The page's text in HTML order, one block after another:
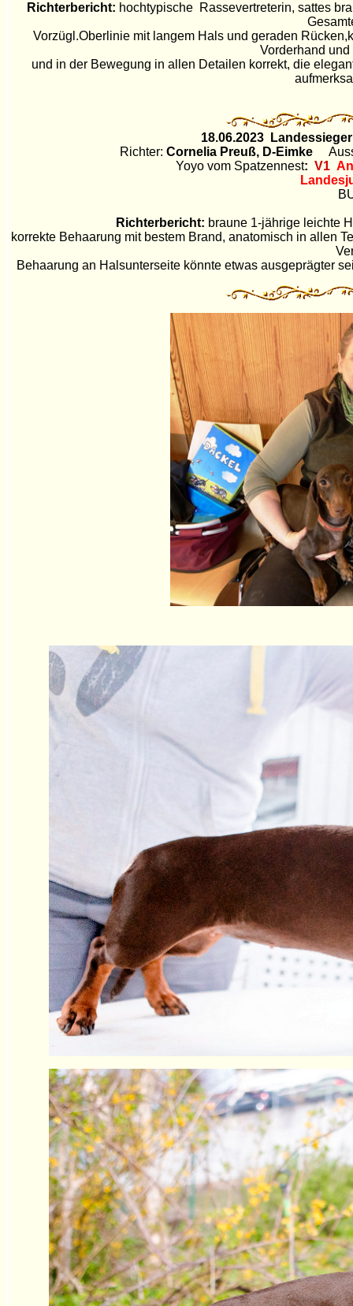
Richterbericht: hochtypische Rassevertreterin, sattes
Vorzügl.Oberlinie mit langem Hals und geraden
Vorderhand
und in der Bewegung in allen Detailen korrekt, die
18.06.2023
Richter: Cornelia Preuß, D-Eimke
Yoyo vom Spatzennest: V1
Richterbericht: braune 1-jährige leichte
korrekte Behaarung mit bestem Brand, anatomisch in allen
Behaarung an Halsunterseite könnte etwas ausgeprägter